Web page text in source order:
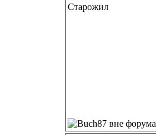
Старожил